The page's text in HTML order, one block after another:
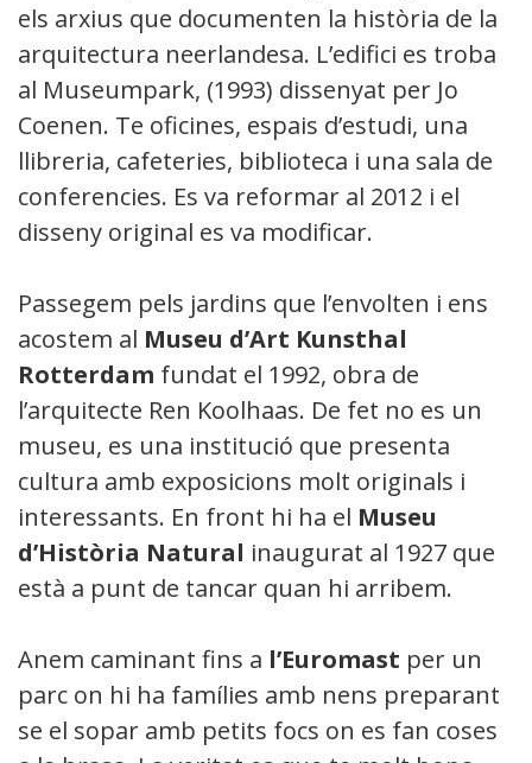
els arxius que documenten la història de la
arquitectura neerlandesa. L’edifici es troba
al Museumpark, (1993) dissenyat per Jo
Coenen. Te oficines, espais d’estudi, una
llibreria, cafeteries, biblioteca i una sala de
conferencies. Es va reformar al 2012 i el
disseny original es va modificar.
Passegem pels jardins que l’envolten i ens
acostem al Museu d’Art Kunsthal
Rotterdam fundat el 1992, obra de
l’arquitecte Ren Koolhaas. De fet no es un
museu, es una institució que presenta
cultura amb exposicions molt originals i
interessants. En front hi ha el Museu
d’Història Natural inaugurat al 1927 que
està a punt de tancar quan hi arribem.
Anem caminant fins a l’Euromast per un
parc on hi ha famílies amb nens preparant-
se el sopar amb petits focs on es fan coses